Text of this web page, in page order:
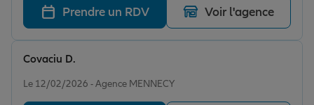
Prendre un RDV Voir l'agence
Le 12/02/2026 - Agence MENNECY
Covaciu D.